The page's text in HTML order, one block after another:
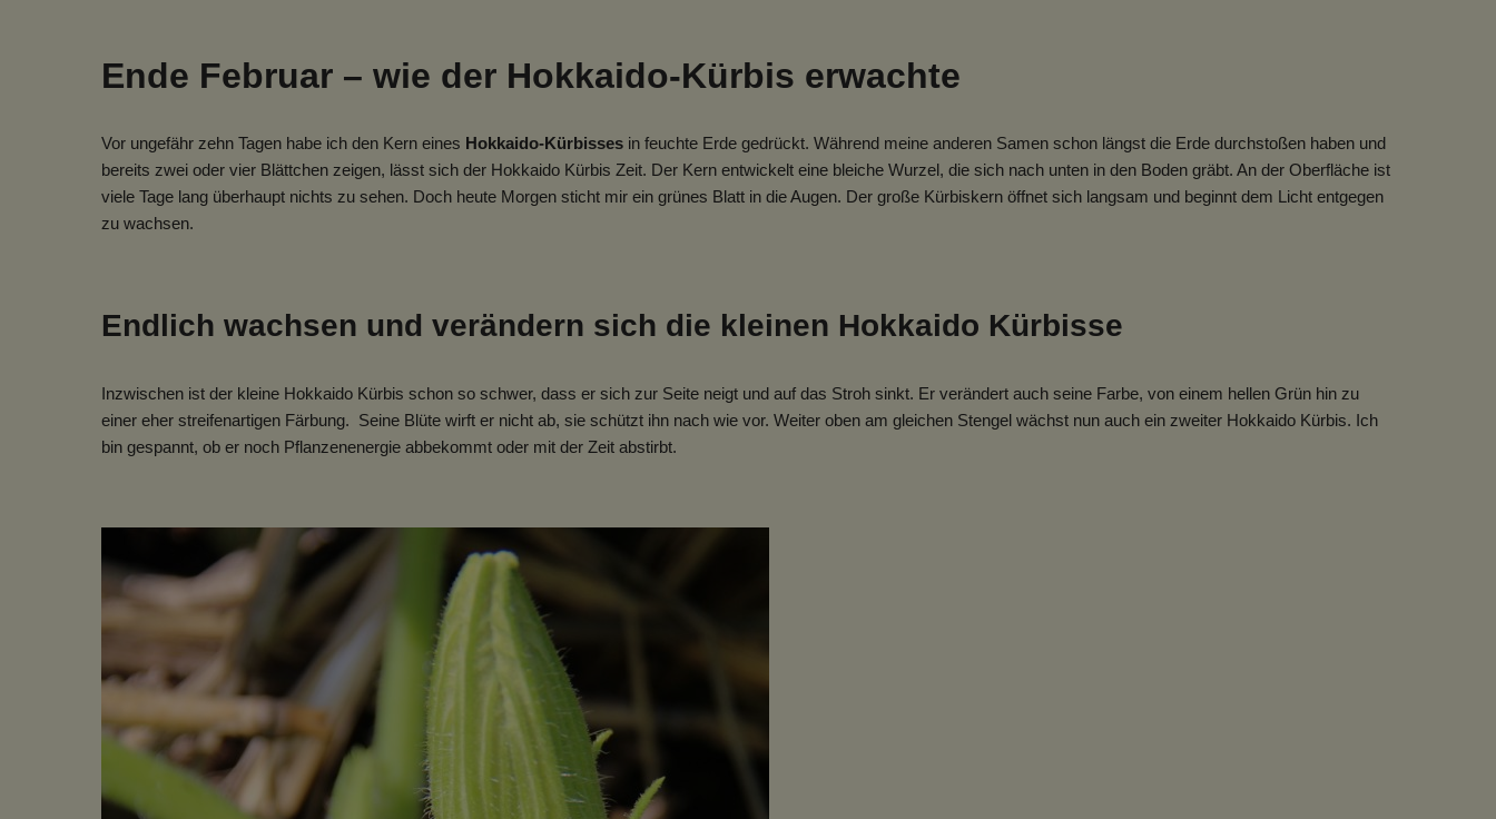
Ende Februar – wie der Hokkaido-Kürbis erwachte
Vor ungefähr zehn Tagen habe ich den Kern eines Hokkaido-Kürbisses in feuchte Erde gedrückt. Während meine anderen Samen schon längst die Erde durchstoßen haben und
bereits zwei oder vier Blättchen zeigen, lässt sich der Hokkaido Kürbis Zeit. Der Kern entwickelt eine bleiche Wurzel, die sich nach unten in den Boden gräbt. An der Oberfläche ist
viele Tage lang überhaupt nichts zu sehen. Doch heute Morgen sticht mir ein grünes Blatt in die Augen. Der große Kürbiskern öffnet sich langsam und beginnt dem Licht entgegen
zu wachsen.
Endlich wachsen und verändern sich die kleinen Hokkaido Kürbisse
Inzwischen ist der kleine Hokkaido Kürbis schon so schwer, dass er sich zur Seite neigt und auf das Stroh sinkt. Er verändert auch seine Farbe, von einem hellen Grün hin zu
einer eher streifenartigen Färbung. Seine Blüte wirft er nicht ab, sie schützt ihn nach wie vor. Weiter oben am gleichen Stengel wächst nun auch ein zweiter Hokkaido Kürbis. Ich
bin gespannt, ob er noch Pflanzenenergie abbekommt oder mit der Zeit abstirbt.